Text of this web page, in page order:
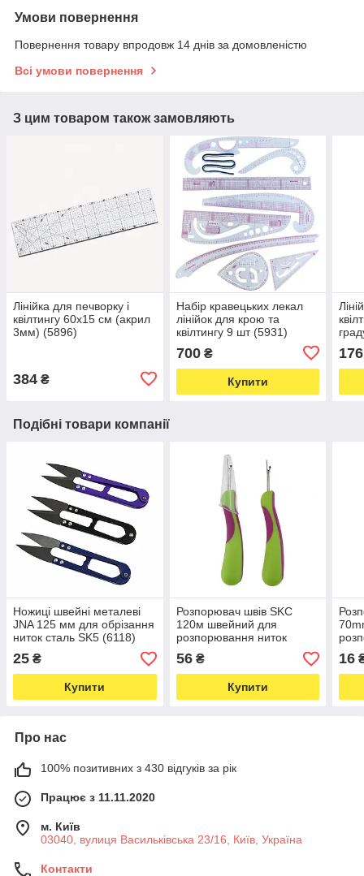
Умови повернення
Повернення товару впродовж 14 днів за домовленістю
Всі умови повернення
З цим товаром також замовляють
Лінійка для печворку і
квілтингу 60х15 см (акрил
3мм) (5896)
384 ₴
Набір кравецьких лекал
лінійок для крою та
квілтингу 9 шт (5931)
700₴
Купити
176
Подібні товари компанії
Ножиці швейні металеві
JNA 125 мм для обрізання
ниток сталь SK5 (6118)
25 ₴
Купити
Розпорювач швів SKC
120м швейний для
розпорювання ниток
(6204)
56₴
Купити
16
Про нас
100% позитивних з 430 відгуків за рік
Працює з 11.11.2020
м. Київ
03040, вулиця Васильківська 23/16, Київ, Україна
Контакти